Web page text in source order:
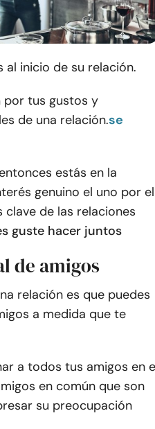
al inicio de su relación.
por tus gustos y
de una relación.se
estás en la
genuino el uno por el
de las relaciones
guste hacer juntos
de amigos
relación es que puedes
a medida que te
a todos tus amigos en
en común que son
su preocupación